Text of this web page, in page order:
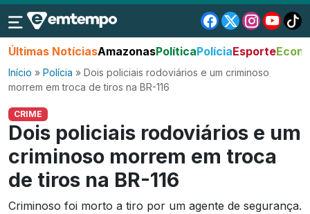
Últimas NotíciasAmazonasPolíticaPolíciaEsporte
Início » Polícia » Dois policiais rodoviários e um criminoso
morrem em troca de tiros na BR-116
CRIME
Dois policiais rodoviários e um
criminoso morrem em troca
de tiros na BR-116
Criminoso foi morto a tiro por um agente de segurança.